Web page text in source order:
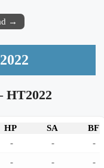
→
HP SA
BF
- -
-
- - -